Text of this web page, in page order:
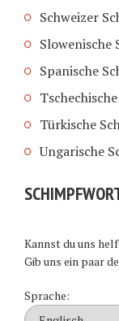
Schweizer
Spanische
Türkische
Ungarische
Kannst du uns
Gib uns ein paar
Sprache: